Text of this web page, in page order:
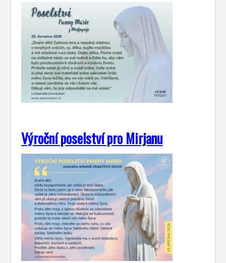
Výroční poselství pro Mirjanu